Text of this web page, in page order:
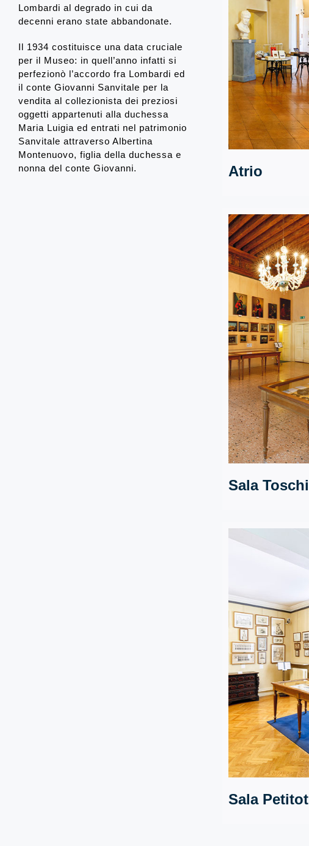
Lombardi al degrado in cui da
decenni erano state abbandonate.
Il 1934 costituisce una data cruciale
per il Museo: in quell’anno infatti si
perfezionò l’accordo fra Lombardi ed
il conte Giovanni Sanvitale per la
vendita al collezionista dei preziosi
oggetti appartenuti alla duchessa
Maria Luigia ed entrati nel patrimonio
Sanvitale attraverso Albertina
Montenuovo, figlia della duchessa e
nonna del conte Giovanni.
Atrio
Sala Toschi
Sala Petitot